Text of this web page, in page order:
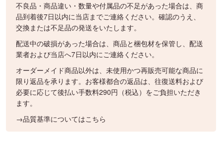
不良品・商品違い・数量や付属品の不足があった場合は、商
品到着後7日以内に当店までご連絡ください。確認のうえ、
交換または不足品の発送をいたします。
配送中の破損があった場合は、商品と梱包材を保管し、配送
業者および当店へ7日以内にご連絡ください。
オーダーメイド商品以外は、未使用かつ再販売可能な商品に
限り返品を承ります。お客様都合の返品は、往復送料および
必要に応じて後払い手数料290円（税込）をご負担いただき
ます。
→品質基準についてはこちら